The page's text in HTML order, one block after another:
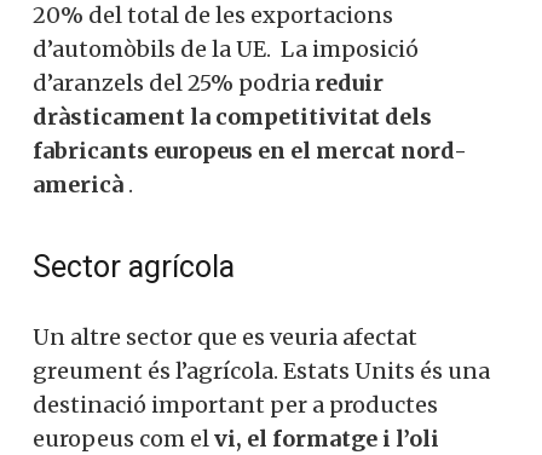
20% del total de les exportacions
d’automòbils de la UE. La imposició
d’aranzels del 25% podria reduir
dràsticament la competitivitat dels
fabricants europeus en el mercat nord-
americà .
Sector agrícola
Un altre sector que es veuria afectat
greument és l’agrícola. Estats Units és una
destinació important per a productes
europeus com elvi, el formatge i l’oli